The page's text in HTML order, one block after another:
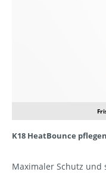
K18 HeatBounce
Maximaler Schutz und